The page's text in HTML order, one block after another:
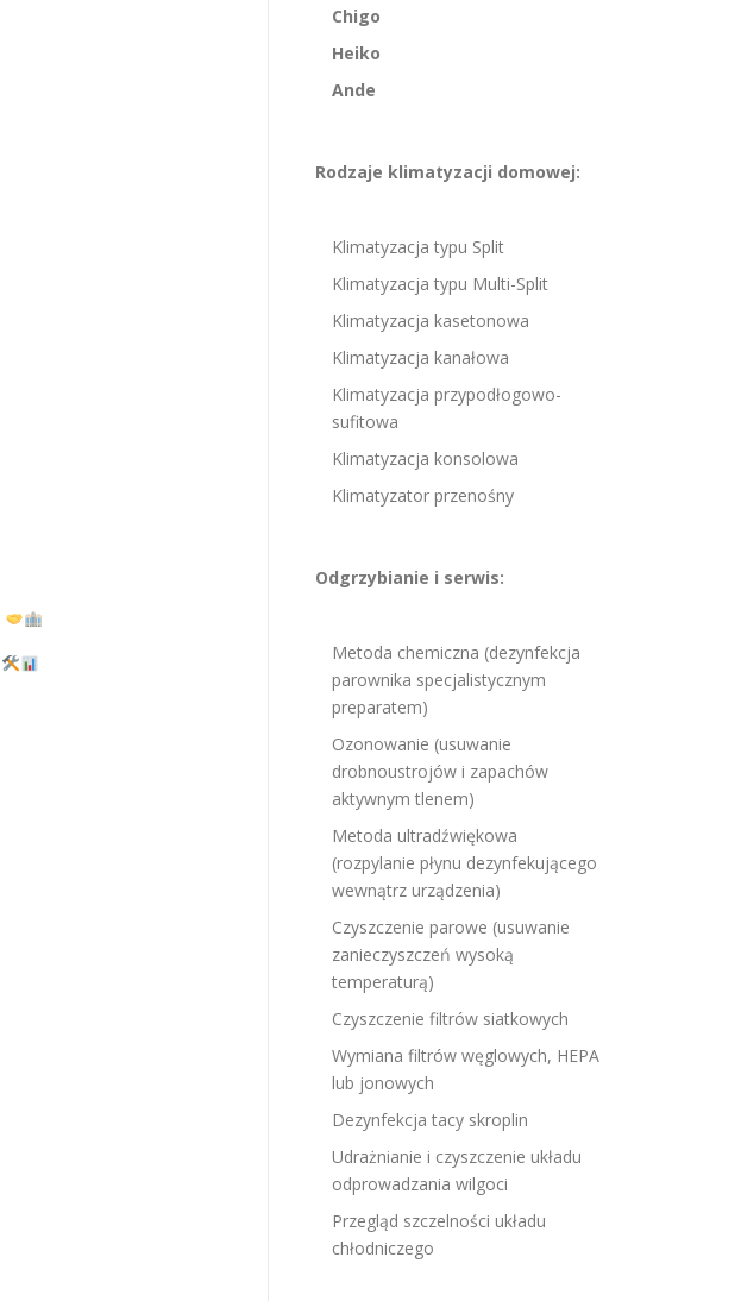
Chigo
Heiko
Ande
Rodzaje klimatyzacji domowej:
Klimatyzacja typu Split
Klimatyzacja typu Multi-Split
Klimatyzacja kasetonowa
Klimatyzacja kanałowa
Klimatyzacja przypodłogowo-
sufitowa
Klimatyzacja konsolowa
Klimatyzator przenośny
Odgrzybianie i serwis:
Metoda chemiczna (dezynfekcja
parownika specjalistycznym
preparatem)
Ozonowanie (usuwanie
drobnoustrojów i zapachów
aktywnym tlenem)
Metoda ultradźwiękowa
(rozpylanie płynu dezynfekującego
wewnątrz urządzenia)
Czyszczenie parowe (usuwanie
zanieczyszczeń wysoką
temperaturą)
Czyszczenie filtrów siatkowych
Wymiana filtrów węglowych, HEPA
lub jonowych
Dezynfekcja tacy skroplin
Udrażnianie i czyszczenie układu
odprowadzania wilgoci
Przegląd szczelności układu
chłodniczego